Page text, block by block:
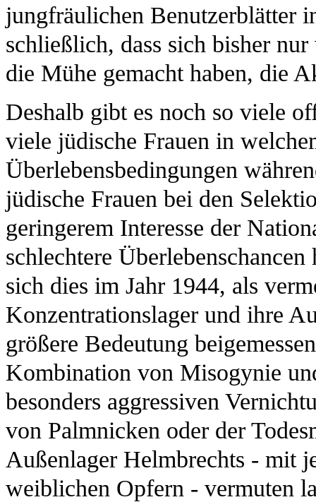
jungfräulichen Benutzerblätter
schließlich, dass sich bisher
die Mühe gemacht haben, die
Deshalb gibt es noch so viele
viele jüdische Frauen in
Überlebensbedingungen
jüdische Frauen bei den
geringerem Interesse der
schlechtere
sich dies im Jahr 1944, als
Konzentrationslager und ihre
größere Bedeutung
Kombination von Misogynie
besonders aggressiven
von Palmnicken oder der
Außenlager Helmbrechts - mit
weiblichen Opfern - vermuten